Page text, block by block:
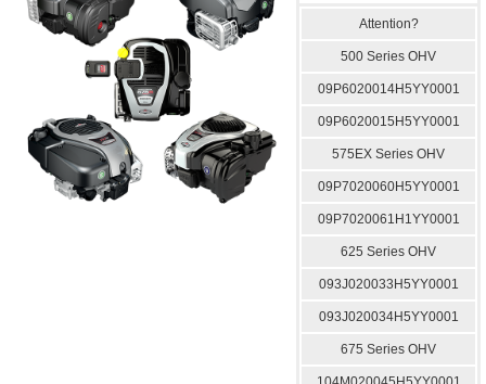
Attention?
500 Series OHV
09P6020014H5YY0001
09P6020015H5YY0001
575EX Series OHV
09P7020060H5YY0001
09P7020061H1YY0001
625 Series OHV
093J020033H5YY0001
093J020034H5YY0001
675 Series OHV